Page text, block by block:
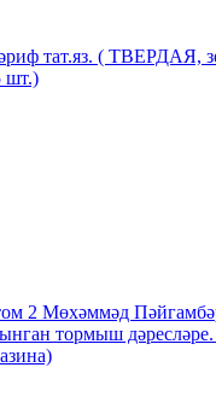
тат.яз. ( ТВЕРДАЯ,
шт.)